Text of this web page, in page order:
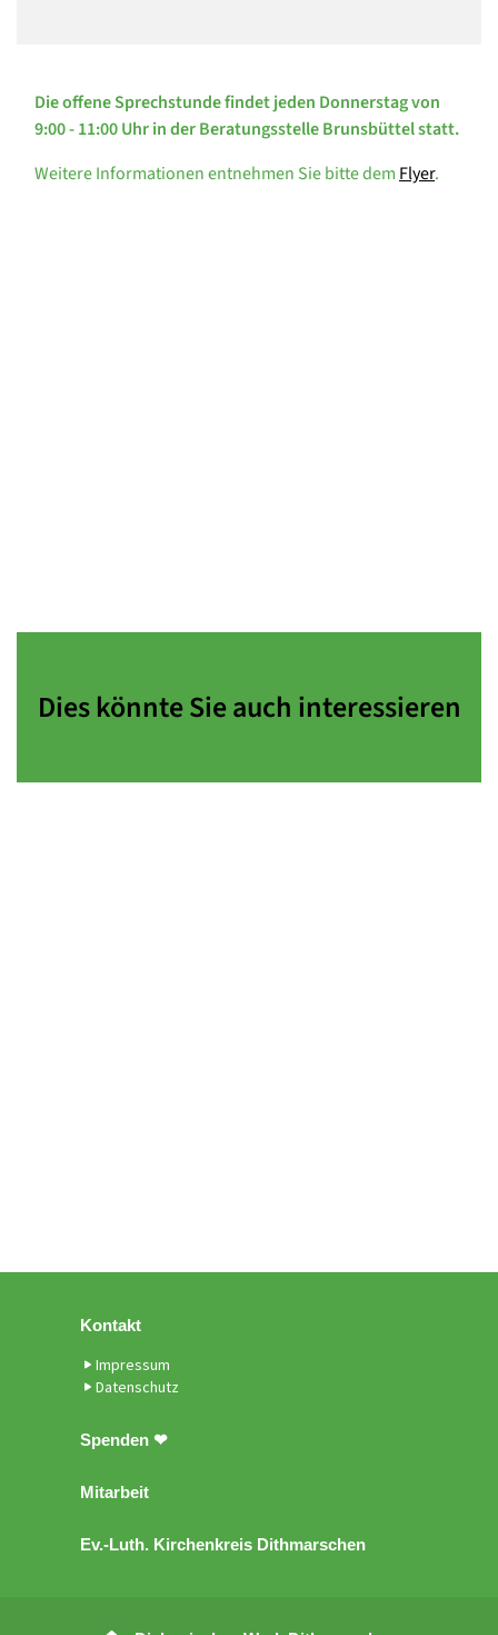
Die offene Sprechstunde findet jeden Donnerstag von
9:00 - 11:00 Uhr in der Beratungsstelle Brunsbüttel statt.
Weitere Informationen entnehmen Sie bitte dem Flyer.
Dies könnte Sie auch interessieren
Kontakt
Impressum
Datenschutz
Spenden ❤
Mitarbeit
Ev.-Luth. Kirchenkreis Dithmarschen